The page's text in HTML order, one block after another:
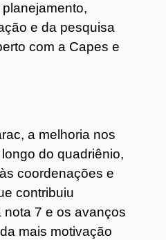
e da pesquisa
com a Capes e
a melhoria nos
do quadriênio,
coordenações e
contribuiu
7 e os avanços
mais motivação